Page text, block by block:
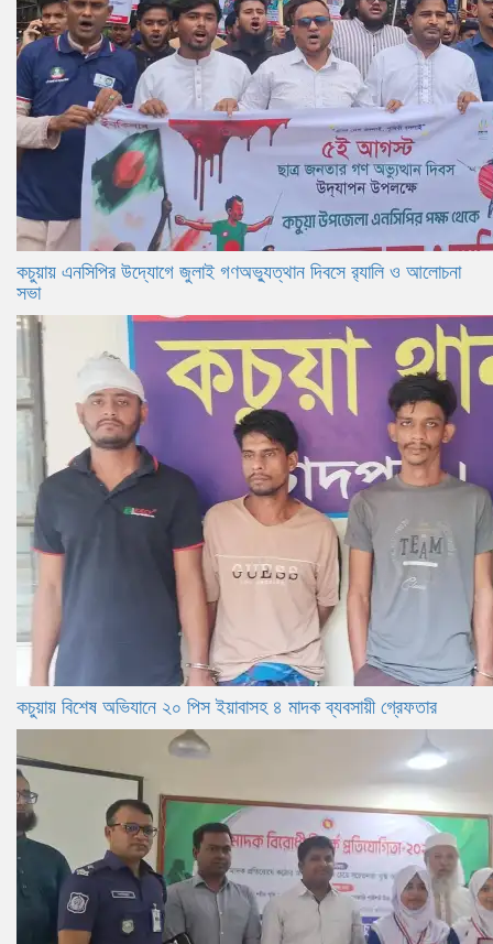
কচুয়ায় এনসিপির উদ্যোগে জুলাই গণঅভ্যুত্থান দিবসে র‌্যালি ও আলোচনা
সভা
কচুয়ায় বিশেষ অভিযানে ২০ পিস ইয়াবাসহ ৪ মাদক ব্যবসায়ী গ্রেফতার